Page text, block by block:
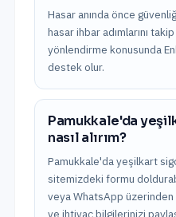
Hasar anında önce
hasar ihbar adımlarını
yönlendirme konusunda
destek olur.
Pamukkale'da
nasıl alırım?
Pamukkale'da yeşilkart
sitemizdeki formu
veya WhatsApp üzerinden
ve ihtiyaç bilgilerinizi